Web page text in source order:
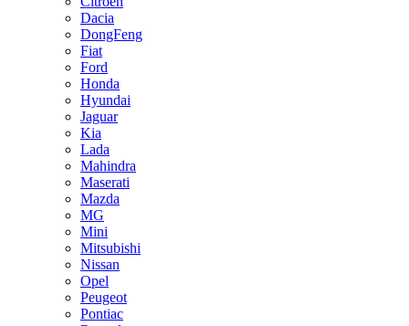
Dacia
DongFeng
Fiat
Ford
Honda
Hyundai
Jaguar
Kia
Lada
Mahindra
Maserati
Mazda
MG
Mini
Mitsubishi
Nissan
Opel
Peugeot
Pontiac